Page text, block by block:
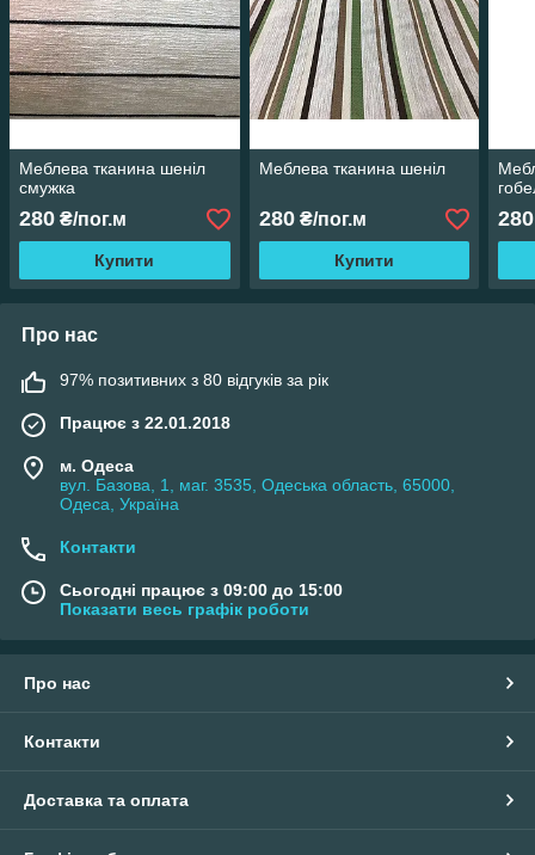
Меблева тканина шеніл
смужка
280 ₴/пог.м
Купити
Меблева тканина шеніл
280₴/пог.м
Купити
280
Про нас
97% позитивних з 80 відгуків за рік
Працює з 22.01.2018
м. Одеса
вул. Базова, 1, маг. 3535, Одеська область, 65000,
Одеса, Україна
Контакти
Сьогодні працює з 09:00 до 15:00
Показати весь графік роботи
Про нас
Контакти
Доставка та оплата